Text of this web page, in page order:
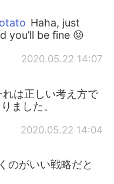
Haha, just
you’ll be fine 😝
2020.05.22 14:07
は正しい考え方で
ました。
2020.05.22 14:04
のがいい戦略だと